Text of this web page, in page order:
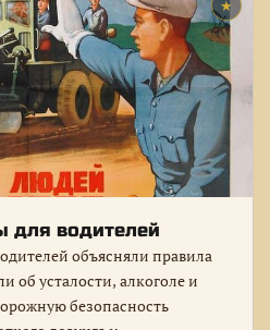
★
для водителей
объясняли правила
об усталости, алкоголе и
безопасность